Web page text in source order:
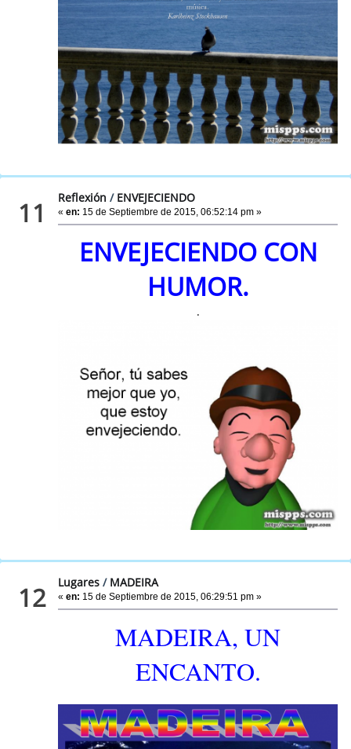
11 Reflexión / ENVEJECIENDO
«en: 15 de Septiembre de 2015, 06:52:14 pm »
ENVEJECIENDO CON
HUMOR.
.
12 Lugares / MADEIRA
«en: 15 de Septiembre de 2015, 06:29:51 pm »
MADEIRA, UN
ENCANTO.